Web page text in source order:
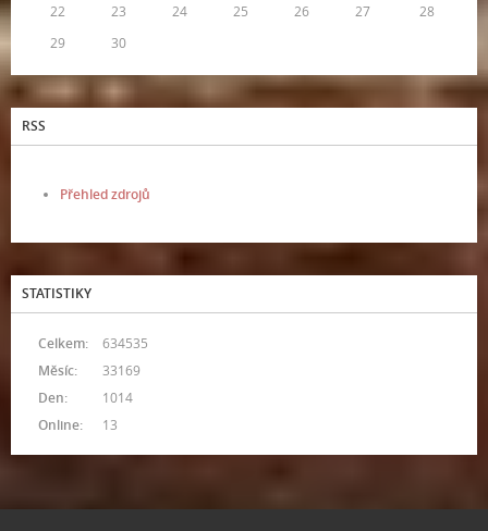
22
23 24 25 26 27
28
29
30
RSS
Přehled zdrojů
STATISTIKY
Online: 13
Celkem:
634535
Měsíc:
33169
Den:
1014